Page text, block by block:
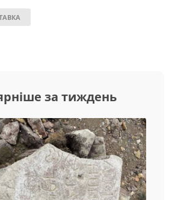
за тиждень